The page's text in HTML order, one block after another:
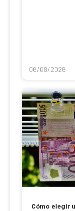
06/08/2026
Cómo elegir